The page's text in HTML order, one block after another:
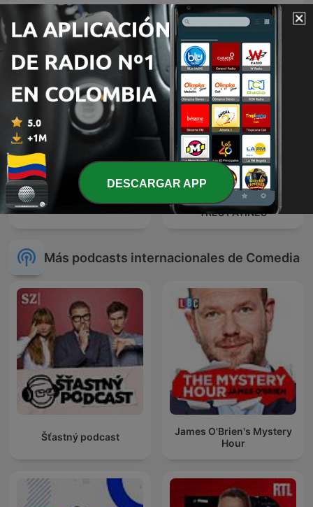
El Gallo Pódcast La Tremenda Corte
Humor en la Cadena SER
LA TREMENDA CORTE
TRES PATINES
Más podcasts internacionales de Comedia
Šťastný podcast
James O'Brien's Mystery
Hour
DESCARGAR APP